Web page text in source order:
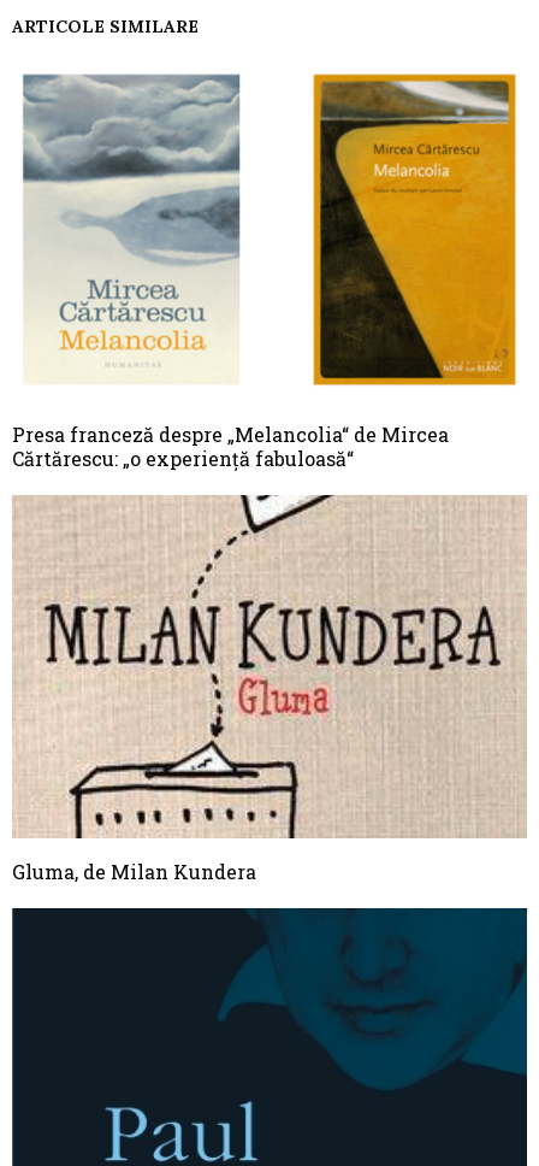
ARTICOLE SIMILARE
Presa franceză despre „Melancolia“ de Mircea
Cărtărescu: „o experiență fabuloasă“
Gluma, de Milan Kundera